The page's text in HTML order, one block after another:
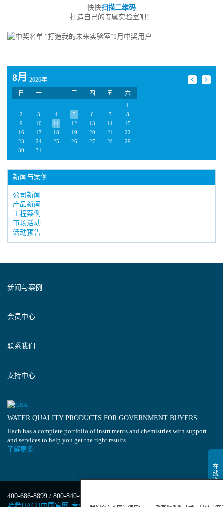
快快扫描二维码
打造自己的专属实验室吧！
8月
2026年
日
一 二 三 四 五 六
1
2
3 4 5 6 7
8
9
10 11 12 13 14
15
16
17 18 19 20 21
22
23
24 25 26 27 28
29
30
31
新闻与案例
公司新闻
产品新闻
工程案例
市场活动
活动预告
新闻与案例
会员中心
联系我们
支持中心
WATER QUALITY PRODUCTS FOR GOVERNMENT BUYERS
Hach has a complete portfolio of instruments and chemistries with support
and services to help you get the right results.
了解更多
400-686-8899 / 800-840-6026
哈希HACH中国官网-专业水质分析仪器